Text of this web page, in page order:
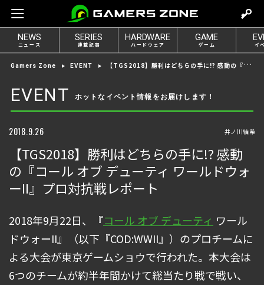
e
t
o
g
i
n
NEWS
ニュース
SERIES
連載記事
HARDWARE
ハードウェア
GAME
ゲーム イ
Gamers Zone EVENT 【TGS2018】勝利はどちらの手に!? 感動の『コール オブ デューティ ワールドウォーII』プロ対抗戦レポート
EVENT ホットなイベント情報をお届けします！
2018.9.26 井ノ川結希
【TGS2018】勝利はどちらの手に!? 感動
の『コール オブ デューティ ワールドウォ
ーII』プロ対抗戦レポート
2018年9月22日、『コール オブ デューティ ワール
ドウォーII』（以下『COD:WWII』）のプロチームに
よる大会が東京ゲームショウで行われた。本大会は
6つのチームが約半年間かけて総当たり戦で戦い、